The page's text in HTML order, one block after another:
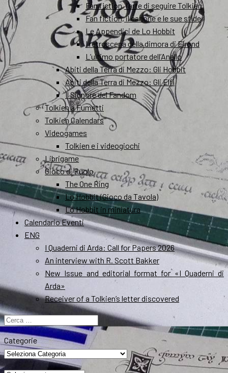
Fan fiction, l’arte di seguire Tolkien
Fan fiction, il canone e le sue sfide
Le Appendici de Lo Hobbit
I retroscena della dimora di Elrond
L’ultimo portatore dell’Anello
Abiti della Terra di Mezzo: Gli Hobbit
Abiti della Terra di Mezzo: Gli Elfi
Il Signore del Fandom
Tolkien a Fumetti
Tolkien Calendars
Videogames
Tolkien e i videogiochi
Librigame
Gioco di Ruolo
The One Ring
Lo Hobbit (Gioco da Tavola)
Lo Hobbit in miniatura
Calendario Eventi
ENG
I Quaderni di Arda: Call for Papers 2026
An interview with R. Scott Bakker
New Issue and editorial format for «I Quaderni di
Arda»
Receiver of a Tolkien’s letter discovered
Ricerca
per:
Categorie